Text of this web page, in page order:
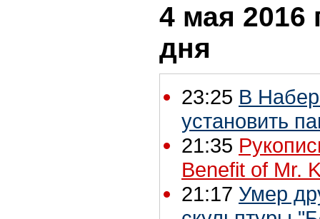
4 мая 2016
дня
23:25 В
установить
21:35
Benefit of Mr.
21:17 Умер